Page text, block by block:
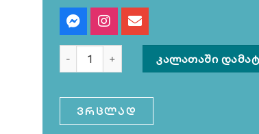
ᲙᲐᲚᲐᲗᲐᲨᲘ
ვრცლად